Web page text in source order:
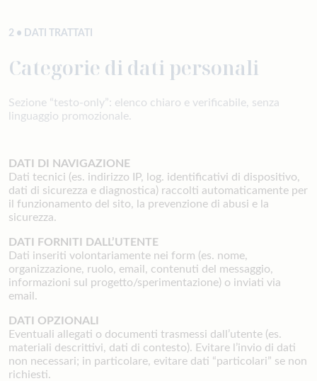
2 • DATI TRATTATI
Categorie di dati personali
Sezione “testo-only”: elenco chiaro e verificabile, senza
linguaggio promozionale.
DATI DI NAVIGAZIONE
Dati tecnici (es. indirizzo IP, log. identificativi di dispositivo,
dati di sicurezza e diagnostica) raccolti automaticamente per
il funzionamento del sito, la prevenzione di abusi e la
sicurezza.
DATI FORNITI DALL’UTENTE
Dati inseriti volontariamente nei form (es. nome,
organizzazione, ruolo, email, contenuti del messaggio,
informazioni sul progetto/sperimentazione) o inviati via
email.
DATI OPZIONALI
Eventuali allegati o documenti trasmessi dall’utente (es.
materiali descrittivi, dati di contesto). Evitare l’invio di dati
non necessari; in particolare, evitare dati “particolari” se non
richiesti.